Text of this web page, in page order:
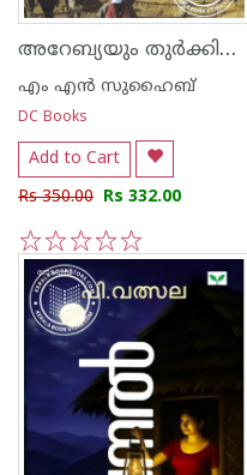
അറേബ്യയും തുര്‍ക്കിയും ഒരു കവിത
എം എൻ സുഹൈബ്
DC Books
Add to Cart
Rs 350.00 Rs 332.00
5
4
3
2
1